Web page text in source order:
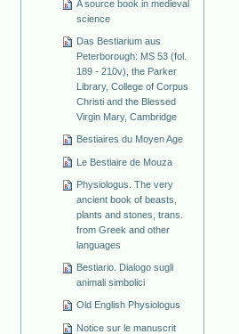
A source book in medieval
science
Das Bestiarium aus
Peterborough: MS 53 (fol.
189 - 210v), the Parker
Library, College of Corpus
Christi and the Blessed
Virgin Mary, Cambridge
Bestiaires du Moyen Age
Le Bestiaire de Mouza
Physiologus. The very
ancient book of beasts,
plants and stones, trans.
from Greek and other
languages
Bestiario. Dialogo sugli
animali simbolici
Old English Physiologus
Notice sur le manuscrit